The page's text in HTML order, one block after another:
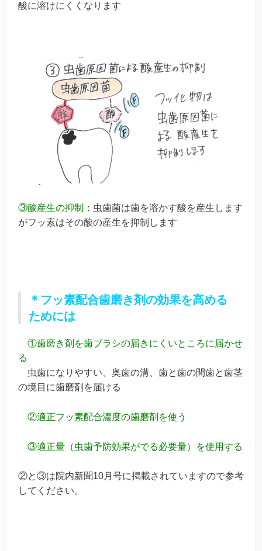
酸に溶けにくくなります
③酸産生の抑制
：虫歯菌は歯を溶かす酸を産生します
がフッ素はその酸の産生を抑制します
＊ フッ素配合歯磨き剤の効果を高める
ためには
①歯磨き剤を歯ブラシの届きにくいところに届かせ
る
虫歯になりやすい、奥歯の溝、歯と歯の間歯と歯茎
の境目に歯磨剤を届ける
②適正フッ素配合濃度の歯磨剤を使う
③適正量（虫歯予防効果がでる必要量）を使用する
②と③は院内新聞10月号に掲載されていますので参考
してください。